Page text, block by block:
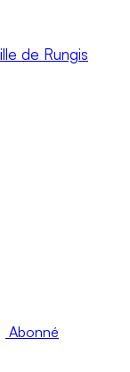
de Rungis
Abonné